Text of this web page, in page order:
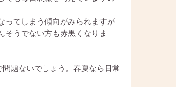
ってしまう傾向がみられますが
そうでない方も赤黒くなりま
題ないでしょう。春夏なら日常